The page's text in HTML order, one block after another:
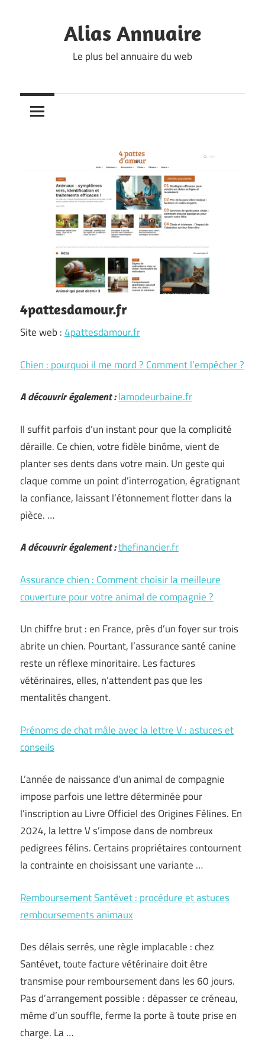
Alias Annuaire
Le plus bel annuaire du web
4pattesdamour.fr
Site web :4pattesdamour.fr
Chien : pourquoi il me mord ? Comment l’empêcher ?
A découvrir également :lamodeurbaine.fr
Il suffit parfois d’un instant pour que la complicité
déraille. Ce chien, votre fidèle binôme, vient de
planter ses dents dans votre main. Un geste qui
claque comme un point d’interrogation, égratignant
la confiance, laissant l’étonnement flotter dans la
pièce. …
A découvrir également :thefinancier.fr
Assurance chien : Comment choisir la meilleure
couverture pour votre animal de compagnie ?
Un chiffre brut : en France, près d’un foyer sur trois
abrite un chien. Pourtant, l’assurance santé canine
reste un réflexe minoritaire. Les factures
vétérinaires, elles, n’attendent pas que les
mentalités changent.
Prénoms de chat mâle avec la lettre V : astuces et
conseils
L’année de naissance d’un animal de compagnie
impose parfois une lettre déterminée pour
l’inscription au Livre Officiel des Origines Félines. En
2024, la lettre V s’impose dans de nombreux
pedigrees félins. Certains propriétaires contournent
la contrainte en choisissant une variante …
Remboursement Santévet : procédure et astuces
remboursements animaux
Des délais serrés, une règle implacable : chez
Santévet, toute facture vétérinaire doit être
transmise pour remboursement dans les 60 jours.
Pas d’arrangement possible : dépasser ce créneau,
même d’un souffle, ferme la porte à toute prise en
charge. La …